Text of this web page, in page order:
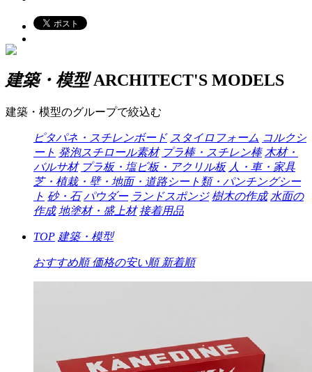
建築・模型 ARCHITECT'S MODELS
建築・模型のグループで絞込む
ピタパネ・スチレンボード スタイロフォーム コルクシ
ート 発泡スチロール素材 プラ棒・スチレン棒 木材・
バルサ材 プラ板・塩ビ板・アクリル板 人・車・家具
芝・植栽・壁・地面・道路シート類・パンチングシー
ト 砂・石 パウダー ランドスポンジ 樹木の作成 水面の
作成 地塗材・盛上材 接着用品
TOP 建築・模型
おすすめ順 価格の安い順 新着順